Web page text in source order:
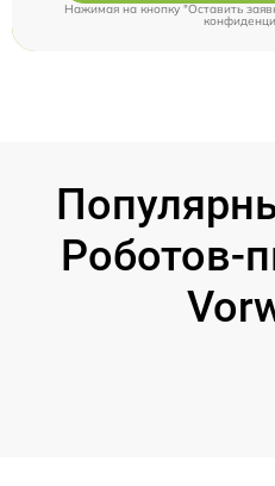
Нажимая на кнопку "Оставить
Роботов-